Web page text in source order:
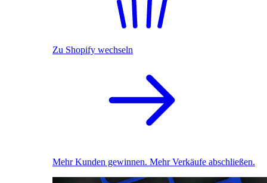
Zu Shopify wechseln
Mehr Kunden gewinnen. Mehr Verkäufe abschließen.